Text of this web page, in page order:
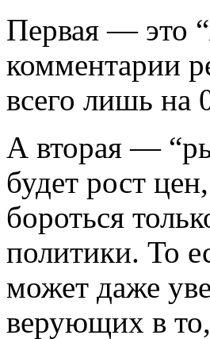
Первая — это
комментарии
всего лишь на
А вторая —
будет рост
бороться
политики. То
может даже
верующих в то,